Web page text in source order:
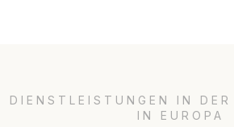
DIENSTLEISTUNGEN IN
IN EUROPA